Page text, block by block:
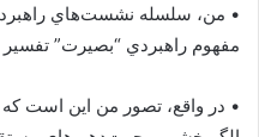
•‏ من، سلسله نشست‌هاي
مفهوم راهبردي “بصيرت”
•‏ در واقع، تصور من اين است